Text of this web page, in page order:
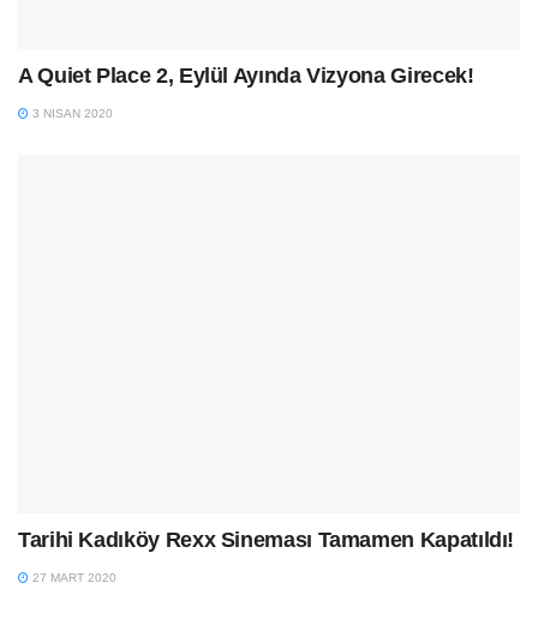
A Quiet Place 2, Eylül Ayında Vizyona Girecek!
3 NISAN 2020
Tarihi Kadıköy Rexx Sineması Tamamen Kapatıldı!
27 MART 2020